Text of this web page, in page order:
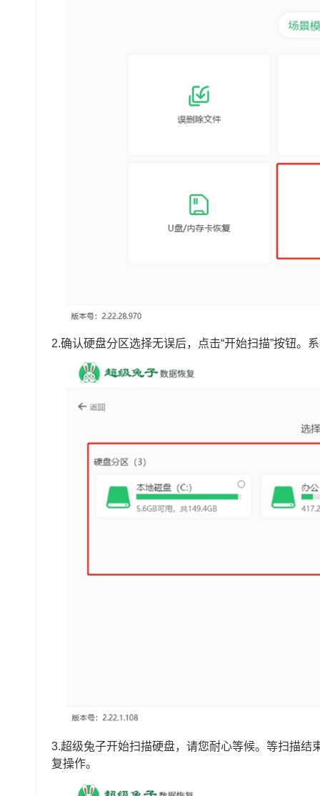
2.确认硬盘分区选择无误后，点击“开始扫描”按钮。
3.超级兔子开始扫描硬盘，请您耐心等候。等扫描结
复操作。